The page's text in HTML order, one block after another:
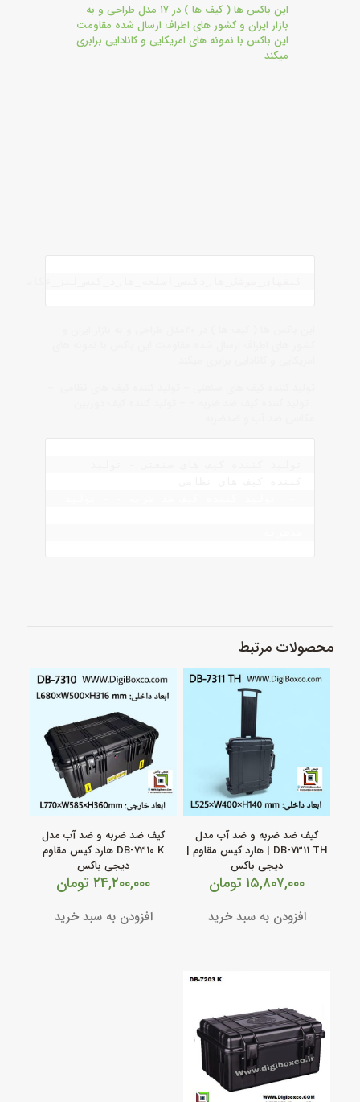
این باکس ها ( کیف ها ) در ۱۷ مدل طراحی و به
بازار ایران و کشور های اطراف ارسال شده مقاومت
این باکس با نمونه های امریکایی و کانادایی برابری
میکند
محصولات مرتبط
کیف ضد ضربه و ضد آب مدل
DB‑7311 TH | هارد کیس مقاوم |
دیجی باکس
۱۵,۸۰۷,۰۰۰ تومان
افزودن به سبد خرید
کیف ضد ضربه و ضد آب مدل
DB‑7310 K هارد کیس مقاوم
دیجی باکس
۲۴,۲۰۰,۰۰۰ تومان
افزودن به سبد خرید